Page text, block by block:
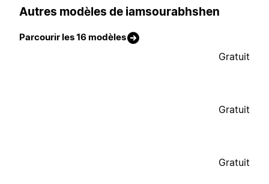
Autres modèles de iamsourabhshen
Parcourir les 16 modèles
Gratuit
Gratuit
Gratuit